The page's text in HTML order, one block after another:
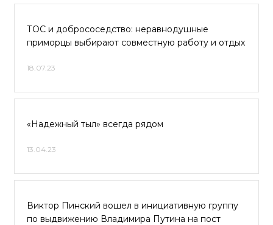
ТОС и добрососедство: неравнодушные
приморцы выбирают совместную работу и отдых
18.07.23
«Надежный тыл» всегда рядом
13.04.23
Виктор Пинский вошел в инициативную группу
по выдвижению Владимира Путина на пост